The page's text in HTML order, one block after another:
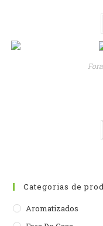
Categorias de
Aromatizados